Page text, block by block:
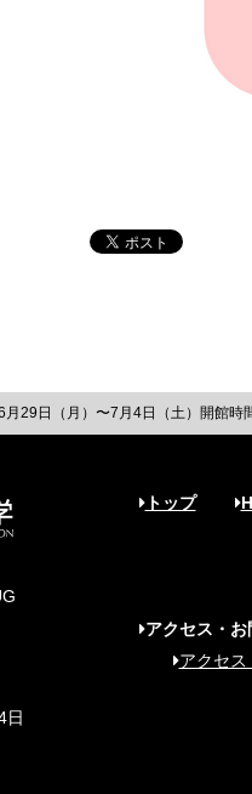
月29日（月）〜7月4日（土）開館時
日
トップ
アクセス・お
アクセス